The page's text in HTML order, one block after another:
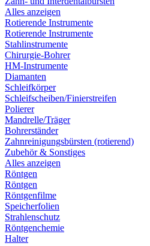
Alles anzeigen
Rotierende Instrumente
Rotierende Instrumente
Stahlinstrumente
Chirurgie-Bohrer
HM-Instrumente
Diamanten
Schleifkörper
Schleifscheiben/Finierstreifen
Polierer
Mandrelle/Träger
Bohrerständer
Zahnreinigungsbürsten (rotierend)
Zubehör & Sonstiges
Alles anzeigen
Röntgen
Röntgen
Röntgenfilme
Speicherfolien
Strahlenschutz
Röntgenchemie
Halter